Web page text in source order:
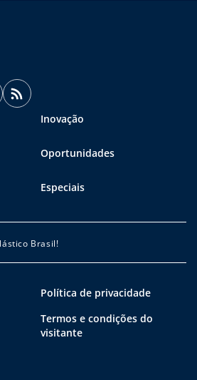
Inovação
Oportunidades
Especiais
Brasil!
Política de privacidade
Termos e condições do
visitante